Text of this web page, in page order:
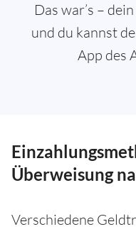
Das war’s –
und du kannst
App des
Überweisung
Verschiedene